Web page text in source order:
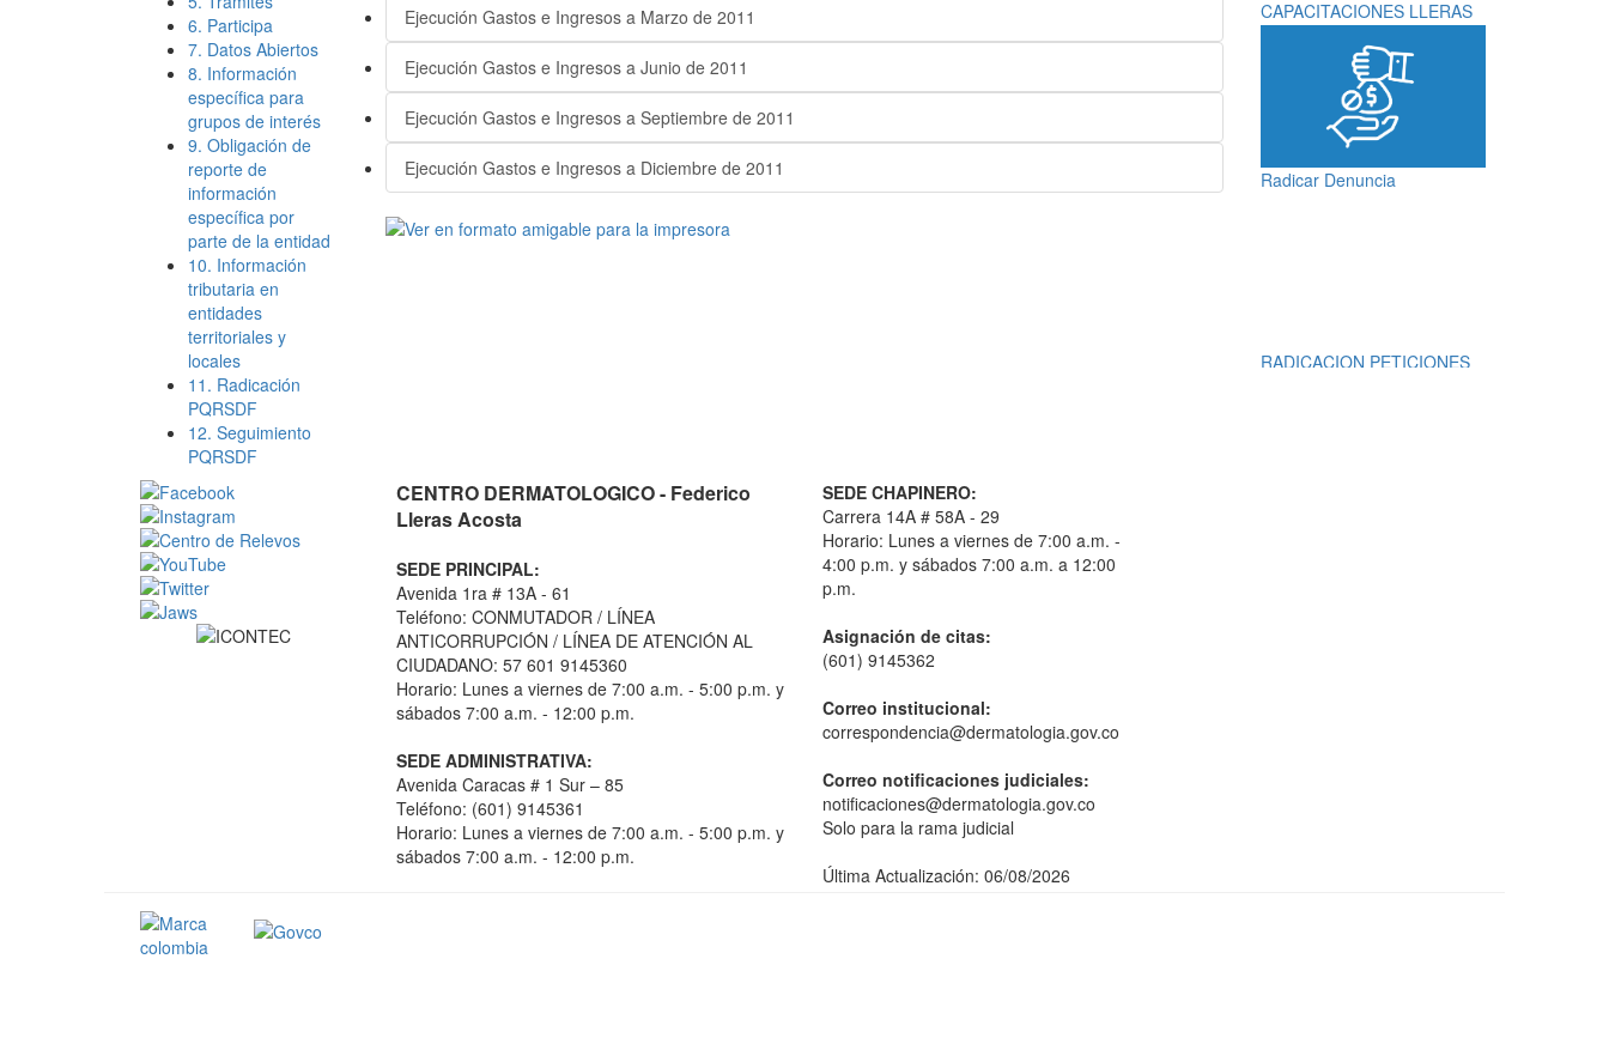
6. Participa
7. Datos Abiertos
8. Información
específica para
grupos de interés
9. Obligación de
reporte de
información
específica por
parte de la entidad
10. Información
tributaria en
entidades
territoriales y
locales
11. Radicación
PQRSDF
12. Seguimiento
PQRSDF
Ejecución Gastos e Ingresos a Marzo de 2011
Ejecución Gastos e Ingresos a Junio de 2011
Ejecución Gastos e Ingresos a Septiembre de 2011
Ejecución Gastos e Ingresos a Diciembre de 2011
CAPACITACIONES LLERAS
Radicar Denuncia
RADICACION PETICIONES
CENTRO DERMATOLOGICO - Federico
Lleras Acosta
SEDE PRINCIPAL:
Avenida 1ra # 13A - 61
Teléfono: CONMUTADOR / LÍNEA
ANTICORRUPCIÓN / LÍNEA DE ATENCIÓN AL
CIUDADANO: 57 601 9145360
Horario: Lunes a viernes de 7:00 a.m. - 5:00 p.m. y
sábados 7:00 a.m. - 12:00 p.m.
SEDE ADMINISTRATIVA:
Avenida Caracas # 1 Sur – 85
Teléfono: (601) 9145361
Horario: Lunes a viernes de 7:00 a.m. - 5:00 p.m. y
sábados 7:00 a.m. - 12:00 p.m.
SEDE CHAPINERO:
Carrera 14A # 58A - 29
Horario: Lunes a viernes de 7:00 a.m. -
4:00 p.m. y sábados 7:00 a.m. a 12:00
p.m.
Asignación de citas:
(601) 9145362
Correo institucional:
correspondencia@dermatologia.gov.co
Correo notificaciones judiciales:
notificaciones@dermatologia.gov.co
Solo para la rama judicial
Última Actualización: 06/08/2026